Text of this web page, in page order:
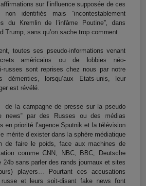
sur l’influence supposée de ces
non identifiés mais “incontestablement
du Kremlin de l’infâme Poutine”, dans
Trump, sans qu’on sache trop comment.
toutes ses pseudo-informations venant
américains ou de lobbies néo-
russes sont reprises chez nous par notre
démenties, lorsqu’aux Etats-unis, leur
est révélé.
la campagne de presse sur la pseudo
news” par des Russes ou des médias
en priorité l’agence Sputnik et la télévision
mérite d’exister dans la sphère médiatique
de faire le poids, face aux machines de
comme CNN, NBC, BBC, Deutsche
24b sans parler des rands journaux et sites
players… Pourtant ces accusations
et leurs soit-disant fake news font